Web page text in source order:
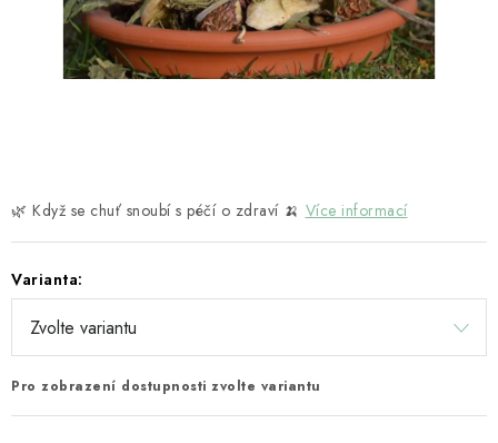
ČLÁNKY
KONTAKTY
Moje objednávka Dárkový poukaz
Hodnocení obchodu
Napište nám
🌿 Když se chuť snoubí s péčí o zdraví 🍌 Více informací
Varianta:
Pro zobrazení dostupnosti zvolte variantu